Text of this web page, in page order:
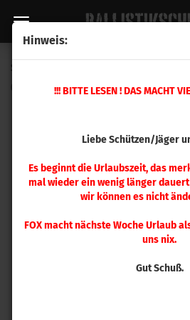
Hinweis:
!!! BITTE LESEN ! DAS MACHT
Liebe Schützen/Jäger
Es beginnt die Urlaubszeit, das
mal wieder ein wenig länger
wir können es nicht
FOX macht nächste Woche Urlaub
uns nix.
Gut Schuß.
Sierra .264 MatchKing 140gr 500
1740C)